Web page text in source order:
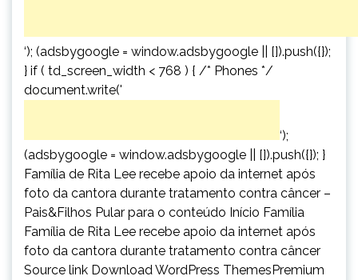
‘); (adsbygoogle = window.adsbygoogle || []).push({});
} if ( td_screen_width < 768 ) { /* Phones */
document.write('
‘);
(adsbygoogle = window.adsbygoogle || []).push({}); }
Família de Rita Lee recebe apoio da internet após
foto da cantora durante tratamento contra câncer –
Pais&Filhos Pular para o conteúdo Início Família
Família de Rita Lee recebe apoio da internet após
foto da cantora durante tratamento contra câncer
Source link Download WordPress ThemesPremium